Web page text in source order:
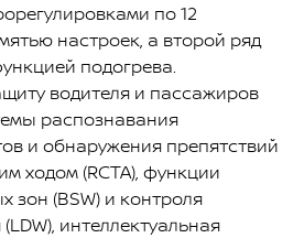
по 12
настроек, а второй ряд
подогрева.
водителя и пассажиров
распознавания
и обнаружения препятствий
ходом (RCTA), функции
зон (BSW) и контроля
интеллектуальная